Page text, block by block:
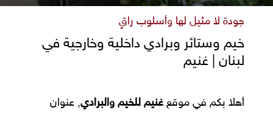
جودة لا مثيل لها وأسلوب راقٍ
خيم وستائر وبرادي داخلية وخارجية في
لبنان | غنيم
أهلا بكم في موقع غنيم للخيم والبرادي, عنوان